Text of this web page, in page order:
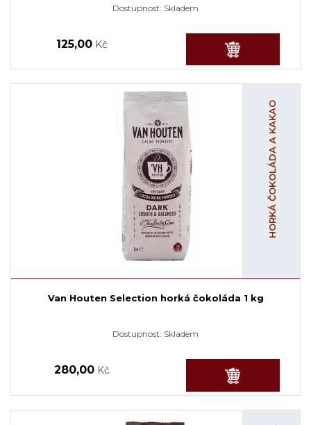
Dostupnost: Skladem
125,00 Kč
HORKÁ ČOKOLÁDA A KAKAO
Van Houten Selection horká čokoláda 1 kg
Dostupnost: Skladem
280,00 Kč